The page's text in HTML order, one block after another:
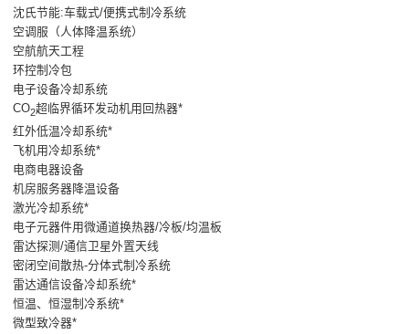
沈氏节能:车载式/便携式制冷系统
空调服（人体降温系统）
空航航天工程
环控制冷包
电子设备冷却系统
CO2超临界循环发动机用回热器*
红外低温冷却系统*
飞机用冷却系统*
电商电器设备
机房服务器降温设备
激光冷却系统*
电子元器件用微通道换热器/冷板/均温板
雷达探测/通信卫星外置天线
密闭空间散热-分体式制冷系统
雷达通信设备冷却系统*
恒温、恒湿制冷系统*
微型致冷器*